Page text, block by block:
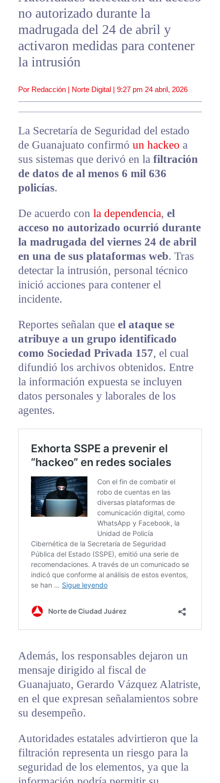
no autorizado durante la
madrugada del 24 de abril y
activaron medidas para contener
la intrusión
Por Redacción | Norte Digital | 9:27 pm 24 abril, 2026
La Secretaría de Seguridad del estado
de Guanajuato confirmó un hackeo a
sus sistemas que derivó en la filtración
de datos de al menos 6 mil 636
policías.
De acuerdo con la dependencia, el
acceso no autorizado ocurrió durante
la madrugada del viernes 24 de abril
en una de sus plataformas web. Tras
detectar la intrusión, personal técnico
inició acciones para contener el
incidente.
Reportes señalan que el ataque se
atribuye a un grupo identificado
como Sociedad Privada 157, el cual
difundió los archivos obtenidos. Entre
la información expuesta se incluyen
datos personales y laborales de los
agentes.
Además, los responsables dejaron un
mensaje dirigido al fiscal de
Guanajuato, Gerardo Vázquez Alatriste,
en el que expresan señalamientos sobre
su desempeño.
Autoridades estatales advirtieron que la
filtración representa un riesgo para la
seguridad de los elementos, ya que la